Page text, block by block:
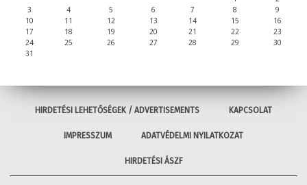
3
4 5 6 7 8
9
10
11 12 13 14 15
16
17
18 19 20 21 22
23
24
25 26 27 28 29
30
31
HIRDETÉSI LEHETŐSÉGEK / ADVERTISEMENTS KAPCSOLAT
IMPRESSZUM ADATVÉDELMI NYILATKOZAT
HIRDETÉSI ÁSZF